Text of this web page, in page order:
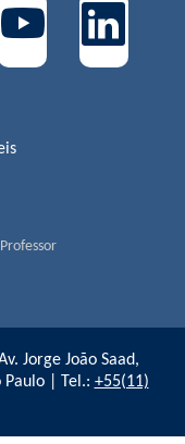
Jorge João Saad,
Paulo | Tel.: +55(11)